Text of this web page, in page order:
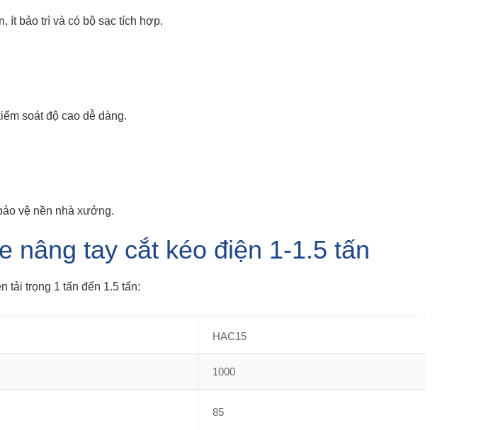
ít bảo trì và có bộ sạc tích hợp.
soát độ cao dễ dàng.
vệ nền nhà xưởng.
nâng tay cắt kéo điện 1-1.5 tấn
tải trọng 1 tấn đến 1.5 tấn:
HAC15
1000
85